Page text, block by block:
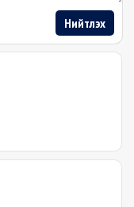
Нийтлэх